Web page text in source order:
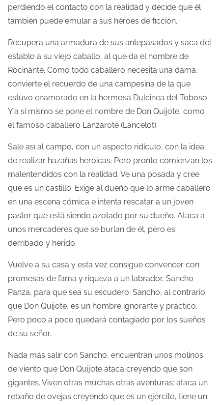
perdiendo el contacto con la realidad y decide que él
también puede emular a sus héroes de ficción.
Recupera una armadura de sus antepasados y saca del
establo a su viejo caballo, al que da el nombre de
Rocinante. Como todo caballero necesita una dama,
convierte el recuerdo de una campesina de la que
estuvo enamorado en la hermosa Dulcinea del Toboso.
Y a sí mismo se pone el nombre de Don Quijote, como
el famoso caballero Lanzarote (Lancelot).
Sale así al campo, con un aspecto ridículo, con la idea
de realizar hazañas heroicas. Pero pronto comienzan los
malentendidos con la realidad. Ve una posada y cree
que es un castillo. Exige al dueño que lo arme caballero
en una escena cómica e intenta rescatar a un joven
pastor que está siendo azotado por su dueño. Ataca a
unos mercaderes que se burlan de él, pero es
derribado y herido.
Vuelve a su casa y esta vez consigue convencer con
promesas de fama y riqueza a un labrador, Sancho
Panza, para que sea su escudero. Sancho, al contrario
que Don Quijote, es un hombre ignorante y práctico.
Pero poco a poco quedará contagiado por los sueños
de su señor.
Nada más salir con Sancho, encuentran unos molinos
de viento que Don Quijote ataca creyendo que son
gigantes. Viven otras muchas otras aventuras: ataca un
rebaño de ovejas creyendo que es un ejército, tiene un